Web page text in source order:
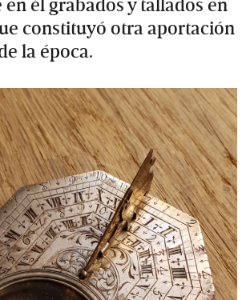
en él grabados y tallados en
constituyó otra aportación
la época.